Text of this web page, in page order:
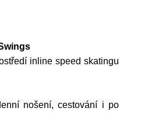
inline speed skatingu
nošení, cestování i po